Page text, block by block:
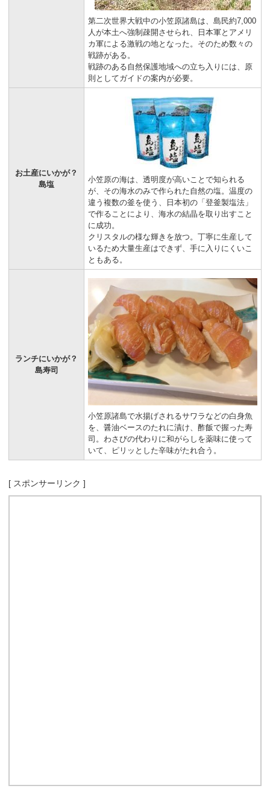
第二次世界大戦中の小笠原諸島は、島民約7,000
人が本土へ強制疎開させられ、日本軍とアメリ
カ軍による激戦の地となった。そのため数々の
戦跡がある。
戦跡のある自然保護地域への立ち入りには、原
則としてガイドの案内が必要。
お土産にいかが？
島塩
小笠原の海は、透明度が高いことで知られる
が、その海水のみで作られた自然の塩。温度の
違う複数の釜を使う、日本初の「登釜製塩法」
で作ることにより、海水の結晶を取り出すこと
に成功。
クリスタルの様な輝きを放つ。丁寧に生産して
いるため大量生産はできず、手に入りにくいこ
ともある。
ランチにいかが？
島寿司
小笠原諸島で水揚げされるサワラなどの白身魚
を、醤油ベースのたれに漬け、酢飯で握った寿
司。わさびの代わりに和がらしを薬味に使って
いて、ピリッとした辛味がたれ合う。
[ スポンサーリンク ]